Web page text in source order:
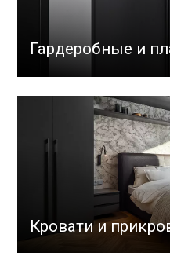
Гардеробные и
Кровати и